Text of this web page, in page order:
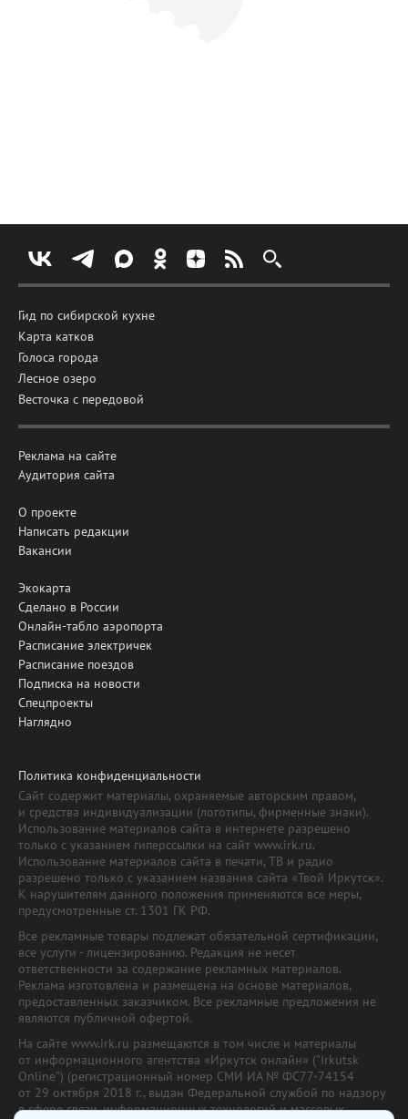
Гид по сибирской кухне
Карта катков
Голоса города
Лесное озеро
Весточка с передовой
Реклама на сайте
Аудитория сайта
О проекте
Написать редакции
Вакансии
Экокарта
Сделано в России
Онлайн-табло аэропорта
Расписание электричек
Расписание поездов
Подписка на новости
Спецпроекты
Наглядно
Политика конфиденциальности
Сайт содержит материалы, охраняемые авторским правом,
и средства индивидуализации (логотипы, фирменные знаки).
Использование материалов сайта в интернете разрешено
только с указанием гиперссылки на сайт www.irk.ru.
Использование материалов сайта в печати, ТВ и радио
разрешено только с указанием названия сайта «Твой Иркутск».
К нарушителям данного положения применяются все меры,
предусмотренные ст. 1301 ГК РФ.
Все рекламные товары подлежат обязательной сертификации,
все услуги - лицензированию. Редакция не несет
ответственности за содержание рекламных материалов.
Реклама изготовлена и размещена на основе материалов,
предоставленных заказчиком. Все рекламные предложения не
являются публичной офертой.
На сайте www.irk.ru размещаются в том числе и материалы
от информационного агентства «Иркутск онлайн» ("Irkutsk
Online") (регистрационный номер СМИ ИА № ФС77-74154
от 29 октября 2018 г., выдан Федеральной службой по надзору
в сфере связи, информационных технологий и массовых